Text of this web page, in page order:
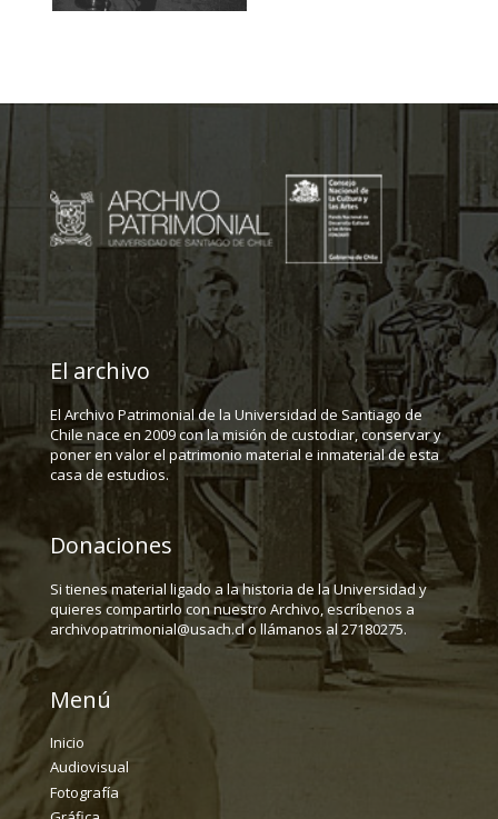
El archivo
El Archivo Patrimonial de la Universidad de Santiago de
Chile nace en 2009 con la misión de custodiar, conservar y
poner en valor el patrimonio material e inmaterial de esta
casa de estudios.
Donaciones
Si tienes material ligado a la historia de la Universidad y
quieres compartirlo con nuestro Archivo, escríbenos a
archivopatrimonial@usach.cl o llámanos al 27180275.
Menú
Inicio
Audiovisual
Fotografía